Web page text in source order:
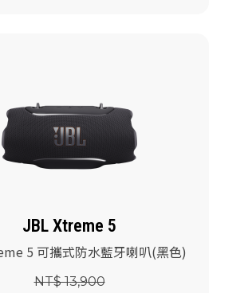
JBL Xtreme 5
5 可攜式防水藍牙喇叭(黑色)
NT$ 13,900